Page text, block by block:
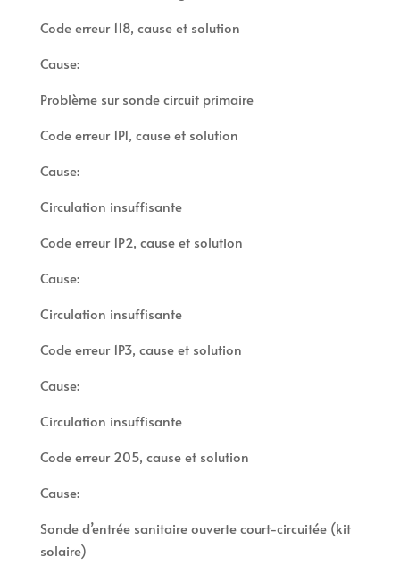
Code erreur 118, cause et solution
Cause:
Problème sur sonde circuit primaire
Code erreur 1P1, cause et solution
Cause:
Circulation insuffisante
Code erreur 1P2, cause et solution
Cause:
Circulation insuffisante
Code erreur 1P3, cause et solution
Cause:
Circulation insuffisante
Code erreur 205, cause et solution
Cause:
Sonde d’entrée sanitaire ouverte court-circuitée (kit
solaire)